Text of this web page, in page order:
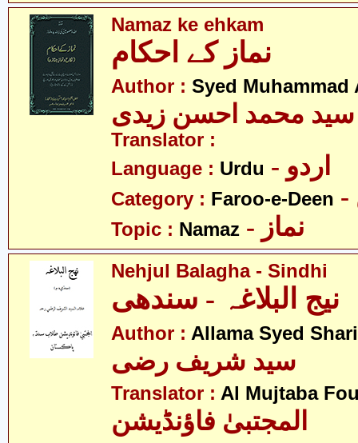
Namaz ke ehkam
نماز کے احکام
Author : Syed Muhammad
سید محمد احسن زیدی
Translator :
Language : Urdu - اردو
Category : Faroo-e-Deen
Topic : Namaz - نماز
Nehjul Balagha - Sindhi
نیج البلاغہ - سندھی
Author : Allama Syed
سید شریف رضی
Translator : Al Mujtaba
المجتبیٰ فاؤنڈیشن